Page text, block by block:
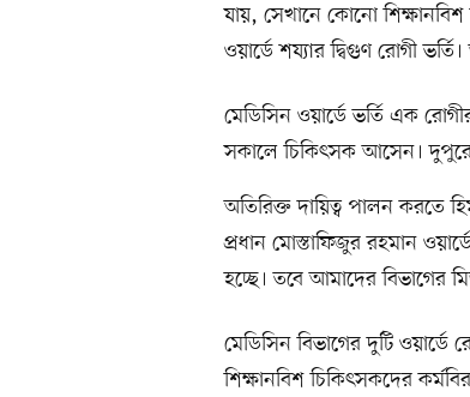
যায়, সেখানে কোনো
ওয়ার্ডে শয্যার দ্বিগুণ রোগী
মেডিসিন ওয়ার্ডে ভর্তি এক
সকালে চিকিৎসক আসেন।
অতিরিক্ত দায়িত্ব পালন করতে
প্রধান মোস্তাফিজুর রহমান
হচ্ছে। তবে আমাদের বিভাগের
মেডিসিন বিভাগের দুটি ওয়ার্ডে
শিক্ষানবিশ চিকিৎসকদের